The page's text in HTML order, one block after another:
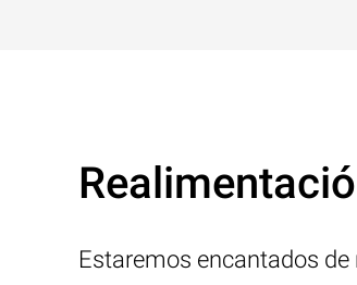
Estaremos encantados